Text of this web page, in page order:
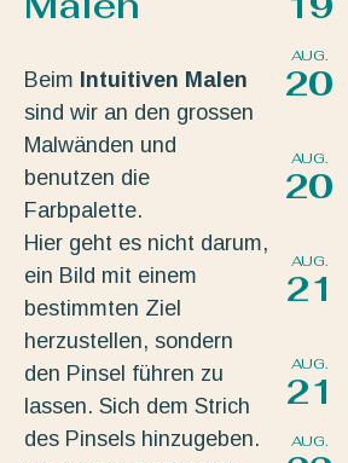
Beim Intuitiven Malen
sind wir an den grossen
Malwänden und
benutzen die
Farbpalette.
Hier geht es nicht darum,
ein Bild mit einem
bestimmten Ziel
herzustellen, sondern
den Pinsel führen zu
lassen. Sich dem Strich
des Pinsels hinzugeben.
AUG.
20
AUG.
20
AUG.
21
AUG.
21
AUG.